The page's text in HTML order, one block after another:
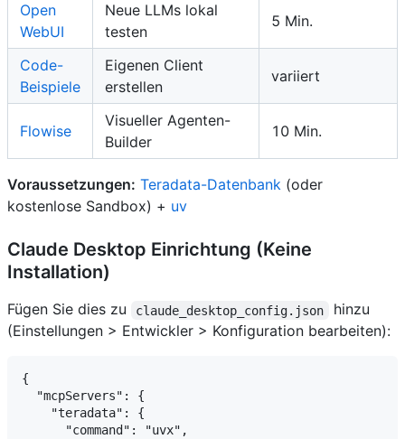
Open
WebUI
Neue LLMs lokal
testen
5 Min.
Code-
Beispiele
Eigenen Client
erstellen
variiert
Flowise
Visueller Agenten-
Builder
10 Min.
Voraussetzungen: Teradata-Datenbank (oder
kostenlose Sandbox) + uv
Claude Desktop Einrichtung (Keine
Installation)
Fügen Sie dies zu claude_desktop_config.json
hinzu
(Einstellungen > Entwickler > Konfiguration bearbeiten):
{
  "mcpServers": {
    "teradata": {
      "command": "uvx",